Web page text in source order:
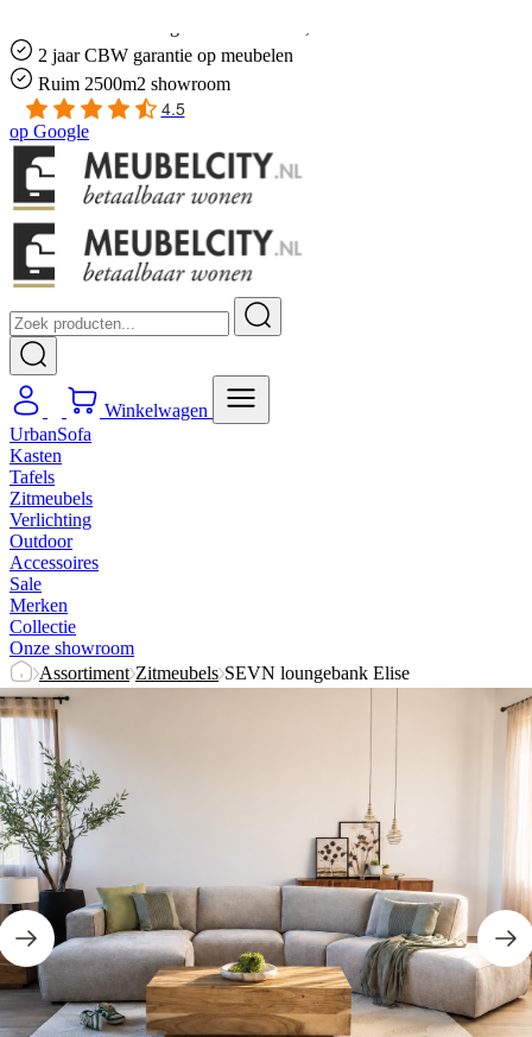
2 jaar CBW garantie op meubelen
Ruim 2500m2 showroom
4.5
op Google
Winkelwagen
UrbanSofa
Kasten
Tafels
Zitmeubels
Verlichting
Outdoor
Accessoires
Sale
Merken
Collectie
Onze showroom
Assortiment Zitmeubels SEVN loungebank Elise